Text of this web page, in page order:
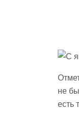
не
есть